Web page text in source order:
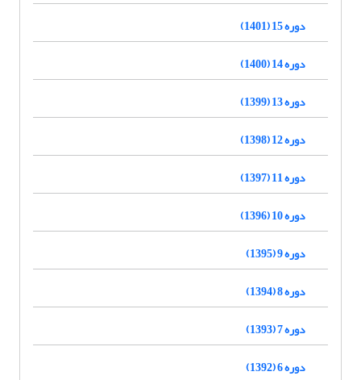
دوره 15 (1401)
دوره 14 (1400)
دوره 13 (1399)
دوره 12 (1398)
دوره 11 (1397)
دوره 10 (1396)
دوره 9 (1395)
دوره 8 (1394)
دوره 7 (1393)
دوره 6 (1392)